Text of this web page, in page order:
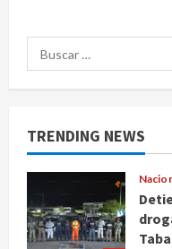
Buscar:
TRENDING NEWS
1